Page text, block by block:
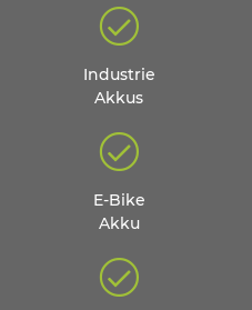
Industrie
Akkus
E-Bike
Akku